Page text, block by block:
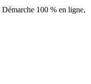
100 % en ligne,